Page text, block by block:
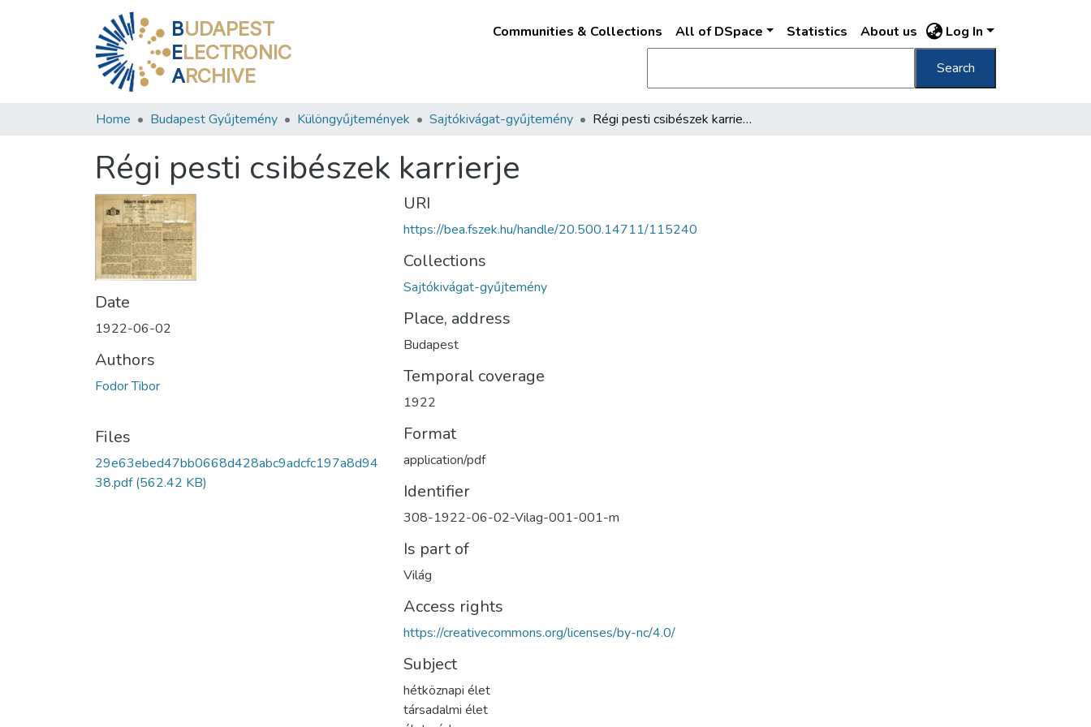
BUDAPEST
ELECTRONIC
ARCHIVE
Communities & Collections All of DSpace Statistics About us Log In
Search
Home Budapest Gyűjtemény Különgyűjtemények Sajtókivágat-gyűjtemény Régi pesti csibészek karrierje
Régi pesti csibészek karrierje
Date
1922-06-02
Authors
Fodor Tibor
Files
29e63ebed47bb0668d428abc9adcfc197a8d94
38.pdf(562.42 KB)
URI
https://bea.fszek.hu/handle/20.500.14711/115240
Collections
Sajtókivágat-gyűjtemény
Place, address
Budapest
Temporal coverage
1922
Format
application/pdf
Identifier
308-1922-06-02-Vilag-001-001-m
Is part of
Világ
Access rights
https://creativecommons.org/licenses/by-nc/4.0/
Subject
hétköznapi élet
társadalmi élet